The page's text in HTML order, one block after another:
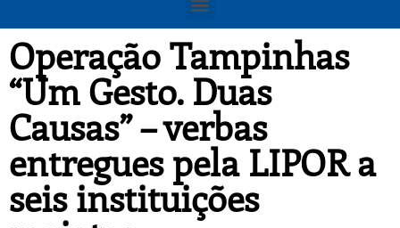
Operação Tampinhas
“Um Gesto. Duas
Causas” – verbas
entregues pela LIPOR a
seis instituições